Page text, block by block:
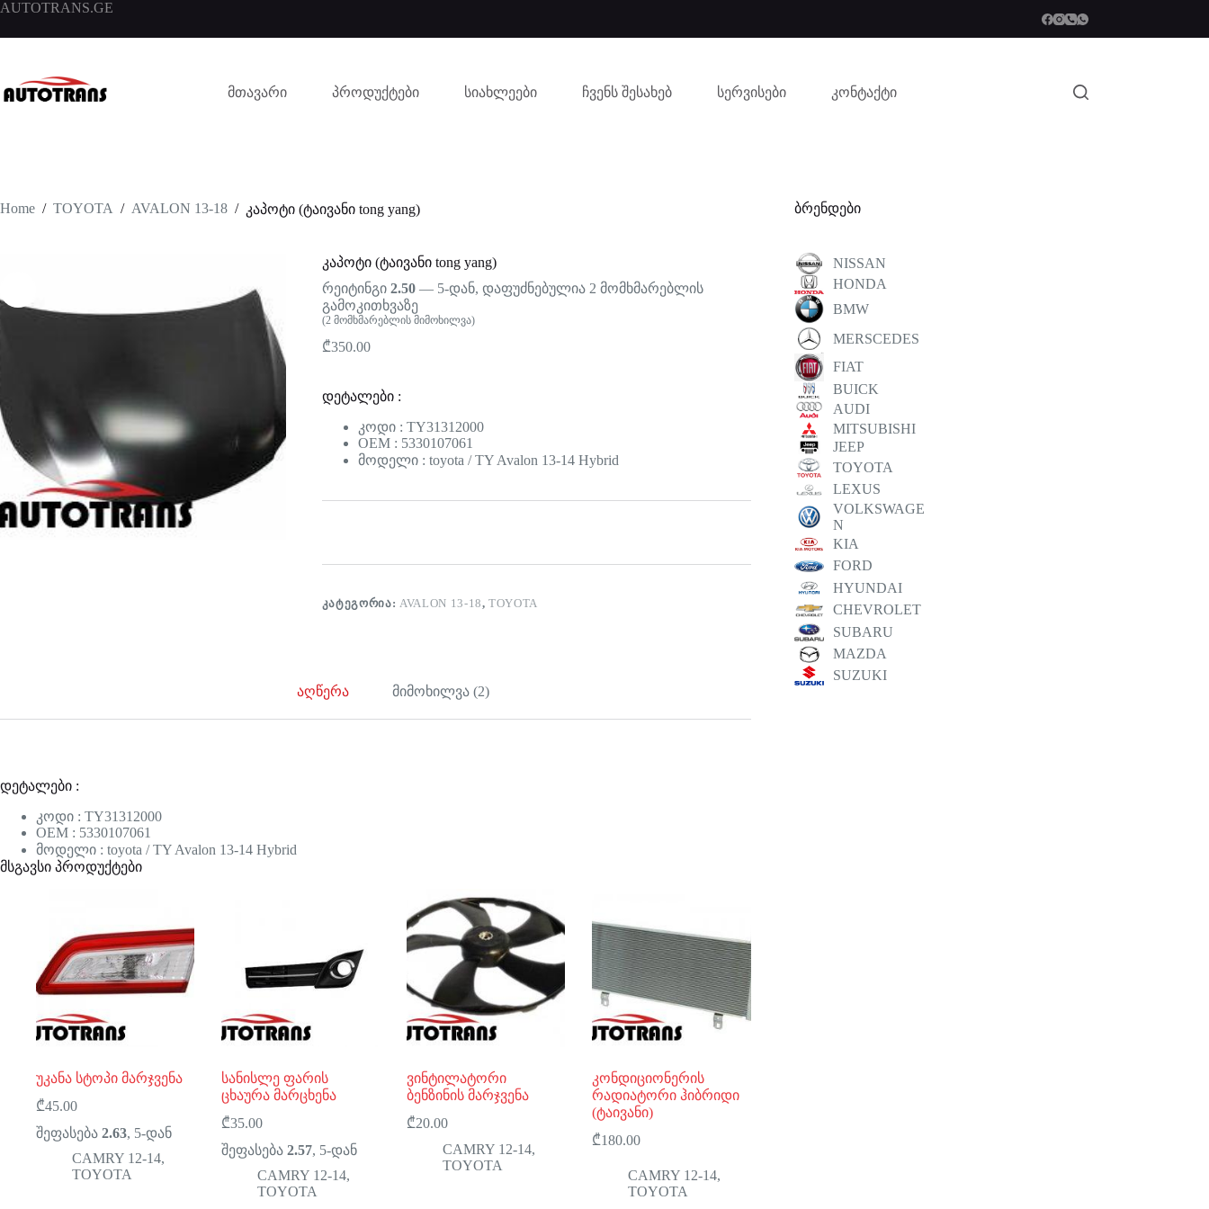
AUTOTRANS.GE
მთავარი პროდუქტები სიახლეები ჩვენს შესახებ სერვისები კონტაქტი
Home / TOYOTA / AVALON 13-18 / კაპოტი (ტაივანი tong yang)
კაპოტი (ტაივანი tong yang)
რეიტინგი 2.50— 5-დან, დაფუძნებულია 2 მომხმარებლის
გამოკითხვაზე
(2მომხმარებლის მიმოხილვა)
₾350.00
დეტალები :
კოდი : TY31312000
OEM : 5330107061
მოდელი : toyota / TY Avalon 13-14 Hybrid
ᲙᲐᲢᲔᲒᲝᲠᲘᲐ: AVALON 13-18,TOYOTA
აღწერა მიმოხილვა (2)
დეტალები :
კოდი : TY31312000
OEM : 5330107061
მოდელი : toyota / TY Avalon 13-14 Hybrid
მსგავსი პროდუქტები
უკანა სტოპი მარჯვენა
₾45.00
შეფასება 2.63, 5-დან
CAMRY 12-14,
TOYOTA
სანისლე ფარის
ცხაურა მარცხენა
₾35.00
შეფასება2.57, 5-დან
CAMRY 12-14,
TOYOTA
ვინტილატორი
ბენზინის მარჯვენა
₾20.00
CAMRY 12-14,
TOYOTA
კონდიციონერის
რადიატორი ჰიბრიდი
(ტაივანი)
₾180.00
CAMRY 12-14,
TOYOTA
ბრენდები
NISSAN
HONDA
BMW
MERSCEDES
FIAT
BUICK
AUDI
MITSUBISHI
JEEP
TOYOTA
LEXUS
VOLKSWAGE
N
KIA
FORD
HYUNDAI
CHEVROLET
SUBARU
MAZDA
SUZUKI